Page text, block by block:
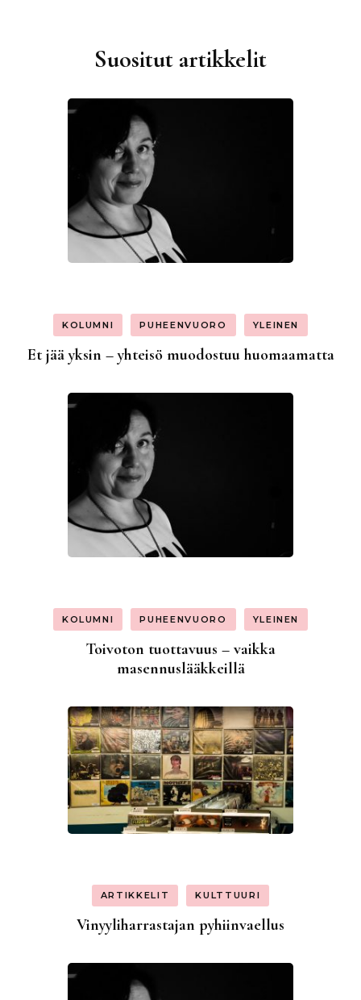
Suositut artikkelit
KOLUMNI PUHEENVUORO YLEINEN
Et jää yksin – yhteisö muodostuu huomaamatta
KOLUMNI PUHEENVUORO YLEINEN
Toivoton tuottavuus – vaikka
masennuslääkkeillä
ARTIKKELIT KULTTUURI
Vinyyliharrastajan pyhiinvaellus